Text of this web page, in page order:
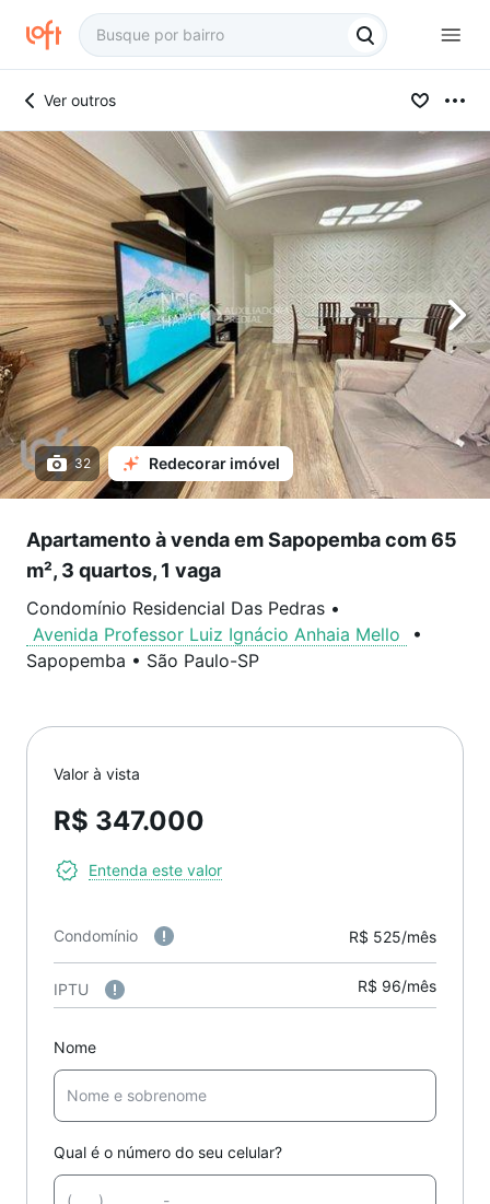
Ver outros
32 Redecorar imóvel
Apartamento à venda em Sapopemba com 65
m², 3 quartos, 1 vaga
Condomínio Residencial Das Pedras •
Avenida Professor Luiz Ignácio Anhaia Mello
•
Sapopemba • São Paulo-SP
Valor à vista
R$ 347.000
Entenda este valor
Condomínio R$ 525/mês
IPTU R$ 96/mês
Nome
Qual é o número do seu celular?